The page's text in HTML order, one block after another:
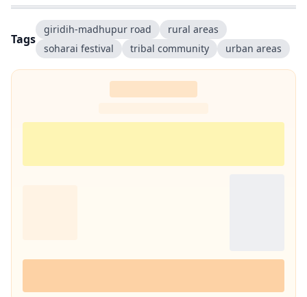
Tags
giridih-madhupur road
rural areas
soharai festival
tribal community urban areas